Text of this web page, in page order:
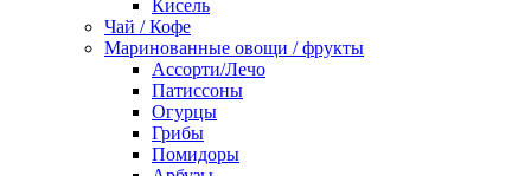
Кисель
Чай / Кофе
Маринованные овощи / фрукты
Ассорти/Лечо
Патиссоны
Огурцы
Грибы
Помидоры